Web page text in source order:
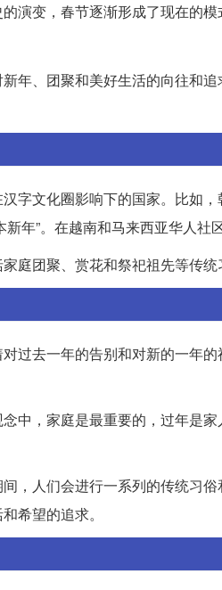
演变，春节逐渐形成了现在的
年、团聚和美好生活的向往和
字文化圈影响下的国家。比如，
年”。在越南和马来西亚华人社
庭团聚、赏花和祭祀祖先等传统
过去一年的告别和对新的一年
中，家庭是最重要的，过年是
，人们会进行一系列的传统习
希望的追求。